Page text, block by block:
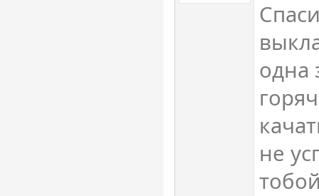
одна
не